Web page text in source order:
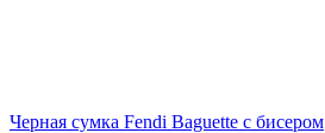
Черная сумка Fendi Baguette с бисером